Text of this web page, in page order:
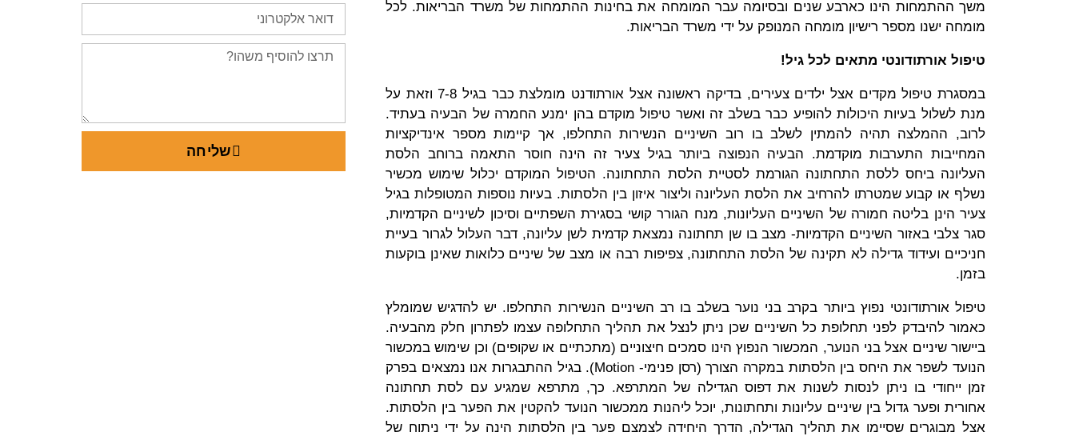
משך ההתמחות הינו כארבע שנים ובסיומה עבר המומחה את בחינות ההתמחות של משרד הבריאות. לכל
מומחה ישנו מספר רישיון מומחה המנופק על ידי משרד הבריאות.
טיפול אורתודונטי מתאים לכל גיל!
במסגרת טיפול מקדים אצל ילדים צעירים, בדיקה ראשונה אצל אורתודנט מומלצת כבר בגיל 7-8 וזאת על
מנת לשלול בעיות היכולות להופיע כבר בשלב זה ואשר טיפול מוקדם בהן ימנע החמרה של הבעיה בעתיד.
לרוב, ההמלצה תהיה להמתין לשלב בו רוב השיניים הנשירות התחלפו, אך קיימות מספר אינדיקציות
המחייבות התערבות מוקדמת. הבעיה הנפוצה ביותר בגיל צעיר זה הינה חוסר התאמה ברוחב הלסת
העליונה ביחס ללסת התחתונה הגורמת לסטיית הלסת התחתונה. הטיפול המוקדם יכלול שימוש מכשיר
נשלף או קבוע שמטרתו להרחיב את הלסת העליונה וליצור איזון בין הלסתות. בעיות נוספות המטופלות בגיל
צעיר הינן בליטה חמורה של השיניים העליונות, מנח הגורר קושי בסגירת השפתיים וסיכון לשיניים הקדמיות,
סגר צלבי באזור השיניים הקדמיות- מצב בו שן תחתונה נמצאת קדמית לשן עליונה, דבר העלול לגרור בעיית
חניכיים ועידוד גדילה לא תקינה של הלסת התחתונה, צפיפות רבה או מצב של שיניים כלואות שאינן בוקעות
בזמן.
טיפול אורתודונטי נפוץ ביותר בקרב בני נוער בשלב בו רב השיניים הנשירות התחלפו. יש להדגיש שמומלץ
כאמור להיבדק לפני תחלופת כל השיניים שכן ניתן לנצל את תהליך התחלופה עצמו לפתרון חלק מהבעיה.
ביישור שיניים אצל בני הנוער, המכשור הנפוץ הינו סמכים חיצוניים (מתכתיים או שקופים) וכן שימוש במכשור
הנועד לשפר את היחס בין הלסתות במקרה הצורך (רסן פנימי- Motion). בגיל ההתבגרות אנו נמצאים בפרק
זמן ייחודי בו ניתן לנסות לשנות את דפוס הגדילה של המתרפא. כך, מתרפא שמגיע עם לסת תחתונה
אחורית ופער גדול בין שיניים עליונות ותחתונות, יוכל ליהנות ממכשור הנועד להקטין את הפער בין הלסתות.
אצל מבוגרים שסיימו את תהליך הגדילה, הדרך היחידה לצמצם פער בין הלסתות הינה על ידי ניתוח של
שליחה